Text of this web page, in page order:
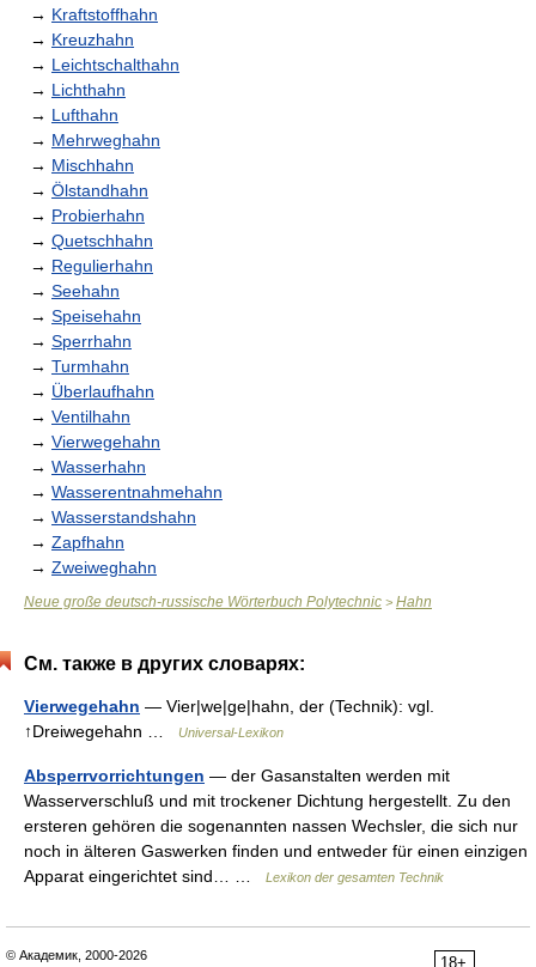
→ Kraftstoffhahn
→ Kreuzhahn
→ Leichtschalthahn
→ Lichthahn
→ Lufthahn
→ Mehrweghahn
→ Mischhahn
→ Ölstandhahn
→ Probierhahn
→ Quetschhahn
→ Regulierhahn
→ Seehahn
→ Speisehahn
→ Sperrhahn
→ Turmhahn
→ Überlaufhahn
→ Ventilhahn
→ Vierwegehahn
→ Wasserhahn
→ Wasserentnahmehahn
→ Wasserstandshahn
→ Zapfhahn
→ Zweiweghahn
Neue große deutsch-russische Wörterbuch Polytechnic > Hahn
См. также в других словарях:
Vierwegehahn — Vier|we|ge|hahn, der (Technik): vgl.
↑Dreiwegehahn …
Universal-Lexikon
Absperrvorrichtungen — der Gasanstalten werden mit
Wasserverschluß und mit trockener Dichtung hergestellt. Zu den
ersteren gehören die sogenannten nassen Wechsler, die sich nur
noch in älteren Gaswerken finden und entweder für einen einzigen
Apparat eingerichtet sind… …
Lexikon der gesamten Technik
18+
© Академик, 2000-2026